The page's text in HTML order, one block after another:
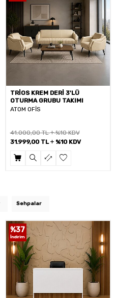
FERRİ 3'LÜ GRİ OTURMA
GRUBU TAKIMI
ATOM OFİS
36.784,00TL %10 KDV
35.999,00 TL %10 KDV
Sehpalar
%37
İndirim